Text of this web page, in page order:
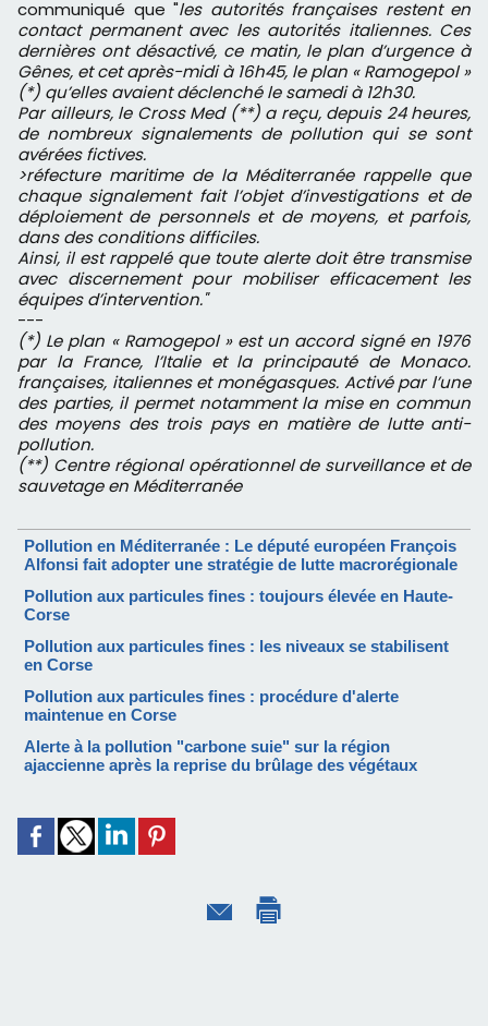
communiqué que "les autorités françaises restent en
contact permanent avec les autorités italiennes. Ces
dernières ont désactivé, ce matin, le plan d’urgence à
Gênes, et cet après-midi à 16h45, le plan « Ramogepol »
(*) qu’elles avaient déclenché le samedi à 12h30.
Par ailleurs, le Cross Med (**) a reçu, depuis 24 heures,
de nombreux signalements de pollution qui se sont
avérées fictives.
>réfecture maritime de la Méditerranée rappelle que
chaque signalement fait l’objet d’investigations et de
déploiement de personnels et de moyens, et parfois,
dans des conditions difficiles.
Ainsi, il est rappelé que toute alerte doit être transmise
avec discernement pour mobiliser efficacement les
équipes d’intervention."
---
(*) Le plan « Ramogepol » est un accord signé en 1976
par la France, l’Italie et la principauté de Monaco.
françaises, italiennes et monégasques. Activé par l’une
des parties, il permet notamment la mise en commun
des moyens des trois pays en matière de lutte anti-
pollution.
(**) Centre régional opérationnel de surveillance et de
sauvetage en Méditerranée
Pollution en Méditerranée : Le député européen François
Alfonsi fait adopter une stratégie de lutte macrorégionale
Pollution aux particules fines : toujours élevée en Haute-
Corse
Pollution aux particules fines : les niveaux se stabilisent
en Corse
Pollution aux particules fines : procédure d'alerte
maintenue en Corse
Alerte à la pollution "carbone suie" sur la région
ajaccienne après la reprise du brûlage des végétaux